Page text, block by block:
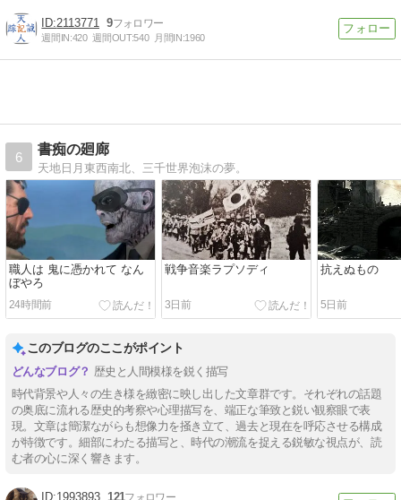
2113771 9
週間IN:420 週間OUT:540 月間IN:1960
6
書痴の廻廊
天地日月東西南北、三千世界泡沫の夢。
職人は 鬼に憑かれて なん
ぼやろ
24時間前
戦争音楽ラプソディ
3日前
抗えぬもの
5日前
このブログのここがポイント
歴史と人間模様を鋭く描写
時代背景や人々の生き様を緻密に映し出した文章群です。それぞれの話題
の奥底に流れる歴史的考察や心理描写を、端正な筆致と鋭い観察眼で表
現。文章は簡潔ながらも想像力を掻き立て、過去と現在を呼応させる構成
が特徴です。細部にわたる描写と、時代の潮流を捉える鋭敏な視点が、読
む者の心に深く響きます。
1993893 121